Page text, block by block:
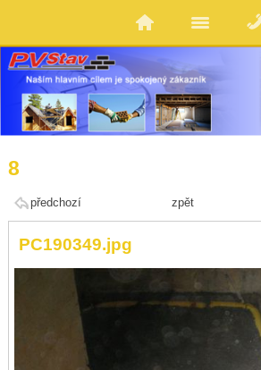
8
předchozí zpět
PC190349.jpg